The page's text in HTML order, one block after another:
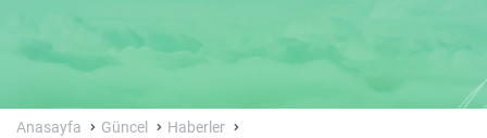
Anasayfa Güncel
Haberler